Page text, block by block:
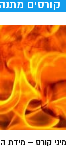
קורסים
מיני קורס –